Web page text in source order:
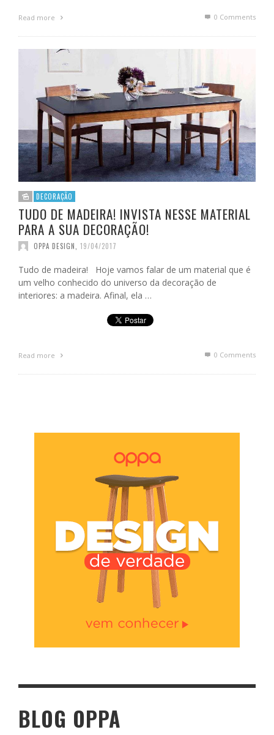
Read more 0 Comments
DECORAÇÃO
TUDO DE MADEIRA! INVISTA NESSE MATERIAL
PARA A SUA DECORAÇÃO!
OPPA DESIGN 19/04/2017
Tudo de madeira! Hoje vamos falar de um material que é
um velho conhecido do universo da decoração de
interiores: a madeira. Afinal, ela …
Read more 0 Comments
BLOG OPPA